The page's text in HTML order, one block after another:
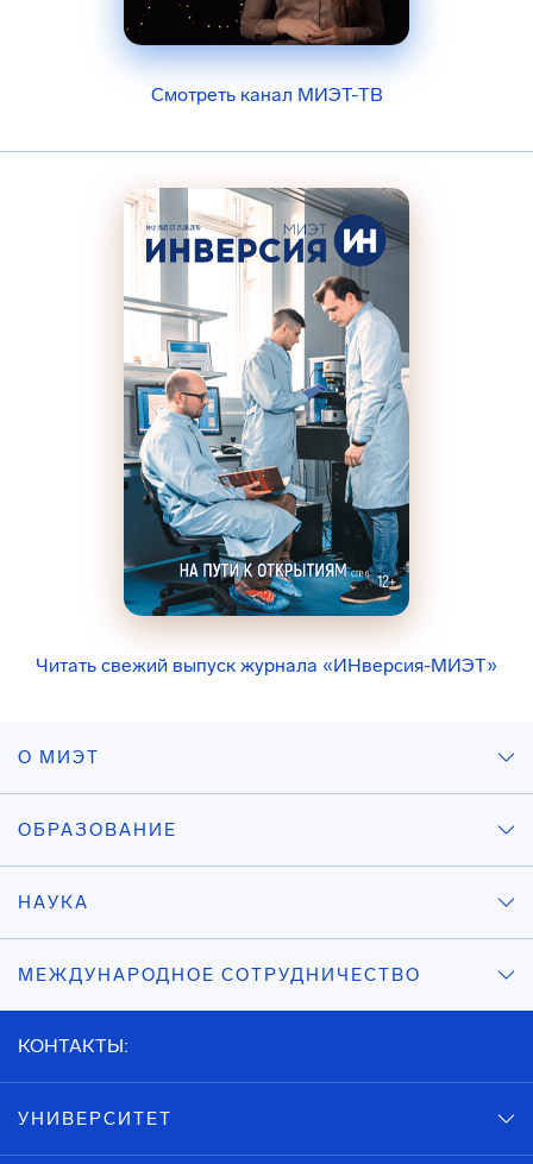
Смотреть канал МИЭТ-ТВ
Читать свежий выпуск журнала «ИНверсия-МИЭТ»
О МИЭТ
ОБРАЗОВАНИЕ
НАУКА
МЕЖДУНАРОДНОЕ СОТРУДНИЧЕСТВО
КОНТАКТЫ:
УНИВЕРСИТЕТ